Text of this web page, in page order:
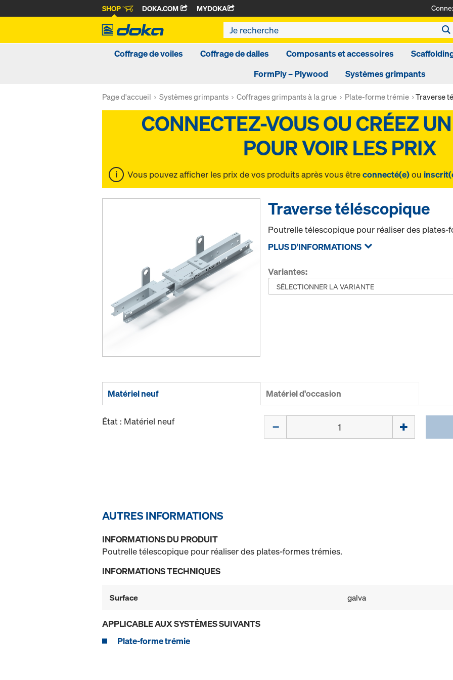
SHOP DOKA.COM MYDOKA
Coffrage de voiles Coffrage de dalles Composants et accessoires
FormPly – Plywood
Systèmes grimpants
Page d'accueil Systèmes grimpants Coffrages grimpants à la grue Plate-forme trémie Traverse
Vous pouvez afficher les prix de vos produits après vous êtreconnecté(e)ou
Traverse téléscopique
Poutrelle télescopique pour réaliser des plates-
PLUS D'INFORMATIONS
Variantes:
Matériel neuf Matériel d'occasion
État : Matériel neuf
AUTRES INFORMATIONS
INFORMATIONS DU PRODUIT
Poutrelle télescopique pour réaliser des plates-formes trémies.
INFORMATIONS TECHNIQUES
Surface galva
APPLICABLE AUX SYSTÈMES SUIVANTS
Plate-forme trémie